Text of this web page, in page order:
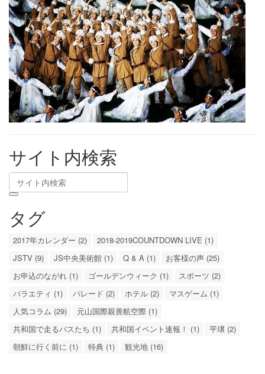
サイト内検索
タグ
2017年カレンダー (2)
2018-2019COUNTDOWN LIVE (1)
JSTV (9)
JS中央美術館 (1) Q & A (1)
お客様の声 (25)
お申込のながれ (1)
ゴールデンウィーク (1)
スポーツ (2)
バラエティ (1)
パレード (2) ホテル (2)
マスゲーム (1)
人気コラム (29)
元山国際親善航空際 (1)
共和国で走るバスたち (1)
共和国イベント速報！ (1)
平壌 (2)
朝鮮に行く前に (1)
特典 (1) 観光地 (16)